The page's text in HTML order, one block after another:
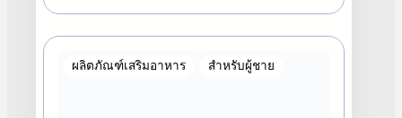
ผลิตภัณฑ์เสริมอาหาร สำหรับผู้ชาย